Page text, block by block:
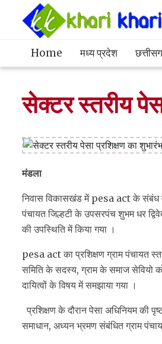
Home मध्य प्रदेश
सेक्टर स्तरीय
मंडला
निवास विकासखंड में pesa act के संबंध
पंचायत जिल्हटी के उपसरपंच शुभम धर
की उपस्थिति में किया गया ।
pesa act का प्रशिक्षण ग्राम पंचायत
समिति के सदस्य, ग्राम के समाज सेवियो
दायित्वों के विषय में समझाया गया ।
प्रशिक्षण के दौरान पेसा अधिनियम की
समाधान, अध्यन भ्रमण संबंधित ग्राम